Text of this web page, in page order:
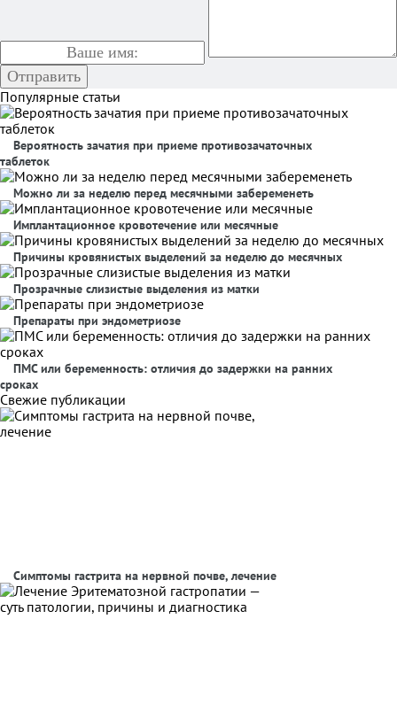
Популярные статьи
Вероятность зачатия при приеме противозачаточных
таблеток
Можно ли за неделю перед месячными забеременеть
Имплантационное кровотечение или месячные
Причины кровянистых выделений за неделю до месячных
Прозрачные слизистые выделения из матки
Препараты при эндометриозе
ПМС или беременность: отличия до задержки на ранних
сроках
Свежие публикации
Симптомы гастрита на нервной почве, лечение